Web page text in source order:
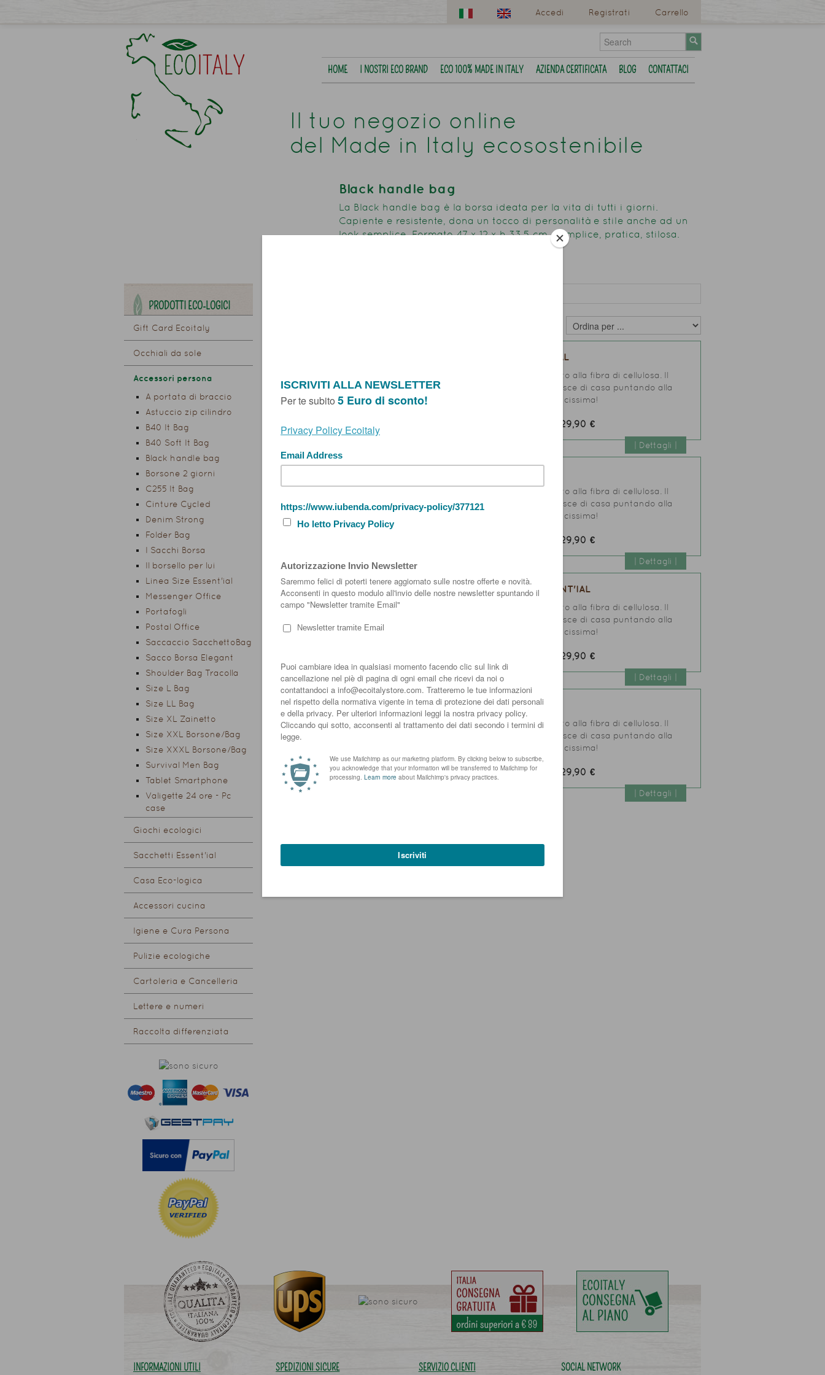
Accedi Registrati Carrello
HOME I NOSTRI ECO BRAND ECO 100% MADE IN ITALY AZIENDA CERTIFICATA BLOG CONTATTACI
Il tuo negozio online
del Made in Italy ecosostenibile
Black handle bag
La Black handle bag è la borsa ideata per la vita di tutti i giorni.
Capiente e resistente, dona un tocco di personalità e stile anche ad un
look semplice. Formato 47 x 12 x h 33,5 cm. Semplice, pratica, stilosa.
PRODOTTI ECO-LOGICI
Gift Card Ecoitaly
Occhiali da sole
Accessori persona
A portata di braccio
Astuccio zip cilindro
B40 It Bag
B40 Soft It Bag
Black handle bag
Borsone 2 giorni
C255 It Bag
Cinture Cycled
Denim Strong
Folder Bag
I Sacchi Borsa
Il borsello per lui
Linea Size Essent'ial
Messenger Office
Portafogli
Postal Office
Saccaccio SacchettoBag
Sacco Borsa Elegant
Shoulder Bag Tracolla
Size L Bag
Size LL Bag
Size XL Zainetto
Size XXL Borsone/Bag
Size XXXL Borsone/Bag
Survival Men Bag
Tablet Smartphone
Valigette 24 ore - Pc
case
Giochi ecologici
Sacchetti Essent'ial
Casa Eco-logica
Accessori cucina
Igiene e Cura Persona
Pulizie ecologiche
Cartoleria e Cancelleria
Lettere e numeri
Raccolta differenziata
BLACK HANDLE BAG BIANCO ESSENT'IAL
Borsa realizzata in tessuto tessile accoppiato alla fibra di cellulosa. Il
lato fashion di Essent’ial mette i manici ed esce di casa puntando alla
“MODADESIGN”. F.to 47 x 12 x h 33,5 cm. Praticissima!
29,90 €
| Dettagli |
Borsa realizzata in tessuto tessile accoppiato alla fibra di cellulosa. Il
lato fashion di Essent’ial mette i manici ed esce di casa puntando alla
“MODADESIGN”. F.to 47 x 12 x h 33,5 cm. Praticissima!
29,90 €
| Dettagli |
BLACK HANDLE BAG CAMUFLAGE ESSENT'IAL
Borsa realizzata in tessuto tessile accoppiato alla fibra di cellulosa. Il
lato fashion di Essent’ial mette i manici ed esce di casa puntando alla
“MODADESIGN”. F.to 47 x 12 x h 33,5 cm. Praticissima!
29,90 €
| Dettagli |
BLACK HANDLE BAG NERO ESSENT'IAL
Borsa realizzata in tessuto tessile accoppiato alla fibra di cellulosa. Il
lato fashion di Essent’ial mette i manici ed esce di casa puntando alla
“MODADESIGN”. F.to 47 x 12 x h 33,5 cm. Praticissima!
Marca: Essent’ial Prezzo: 29,90 €
| Dettagli |
INFORMAZIONI UTILI SPEDIZIONI SICURE SERVIZIO CLIENTI SOCIAL NETWORK